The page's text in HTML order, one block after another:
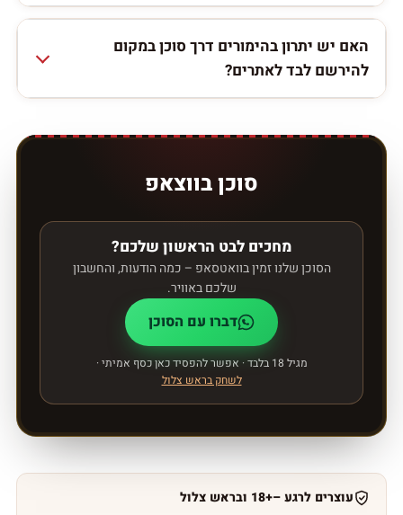
האם יש יתרון בהימורים דרך סוכן במקום
להירשם לבד לאתרים?
סוכן בווצאפ
מחכים לבט הראשון שלכם?
הסוכן שלנו זמין בוואטסאפ – כמה הודעות, והחשבון
שלכם באוויר.
דברו עם הסוכן
מגיל 18 בלבד · אפשר להפסיד כאן כסף אמיתי ·
לשחק בראש צלול
עוצרים לרגע –18+ ‏ ובראש צלול